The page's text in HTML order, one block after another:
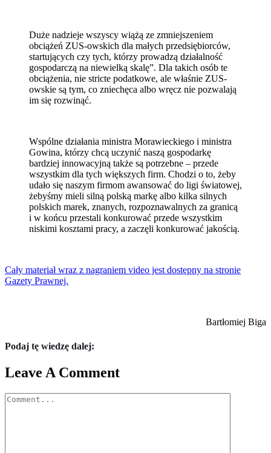
Duże nadzieje wszyscy wiążą ze zmniejszeniem
obciążeń ZUS-owskich dla małych przedsiębiorców,
startujących czy tych, którzy prowadzą działalność
gospodarczą na niewielką skalę”. Dla takich osób te
obciążenia, nie stricte podatkowe, ale właśnie ZUS-
owskie są tym, co zniechęca albo wręcz nie pozwalają
im się rozwinąć.
Wspólne działania ministra Morawieckiego i ministra
Gowina, którzy chcą uczynić naszą gospodarkę
bardziej innowacyjną także są potrzebne – przede
wszystkim dla tych większych firm. Chodzi o to, żeby
udało się naszym firmom awansować do ligi światowej,
żebyśmy mieli silną polską markę albo kilka silnych
polskich marek, znanych, rozpoznawalnych za granicą
i w końcu przestali konkurować przede wszystkim
niskimi kosztami pracy, a zaczęli konkurować jakością.
Cały materiał wraz z nagraniem video jest dostępny na stronie
Gazety Prawnej.
Bartłomiej Biga
Podaj tę wiedzę dalej:
Leave A Comment
Comment